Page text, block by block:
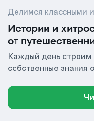
Делимся классными
Истории и
от
Каждый день строим
собственные знания